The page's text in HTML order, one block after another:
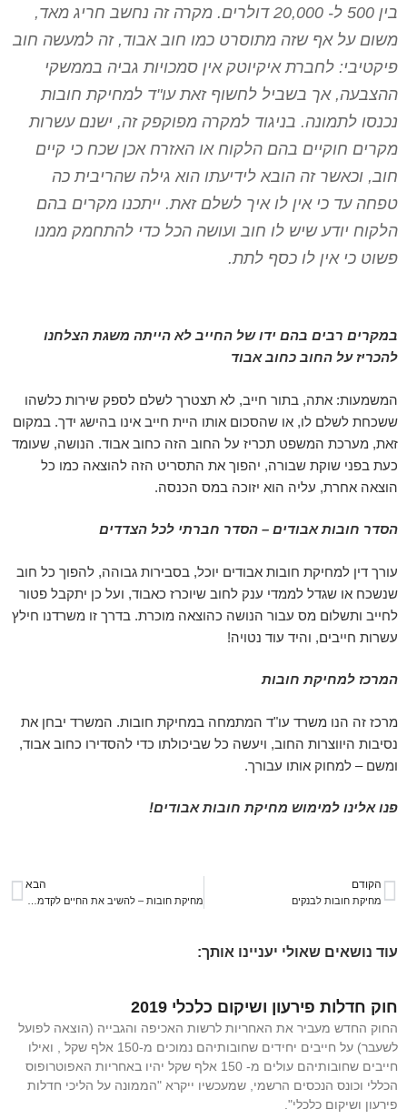
בין 500 ל- 20,000 דולרים. מקרה זה נחשב חריג מאד,
משום על אף שזה מתוסרט כמו חוב אבוד, זה למעשה חוב
פיקטיבי: לחברת איקיוטק אין סמכויות גביה בממשקי
ההצבעה, אך בשביל לחשוף זאת עו"ד למחיקת חובות
נכנסו לתמונה. בניגוד למקרה מפוקפק זה, ישנם עשרות
מקרים חוקיים בהם הלקוח או האזרח אכן שכח כי קיים
חוב, וכאשר זה הובא לידיעתו הוא גילה שהריבית כה
טפחה עד כי אין לו איך לשלם זאת. ייתכנו מקרים בהם
הלקוח יודע שיש לו חוב ועושה הכל כדי להתחמק ממנו
פשוט כי אין לו כסף לתת.
במקרים רבים בהם ידו של החייב לא הייתה משגת הצלחנו
להכריז על החוב כחוב אבוד
המשמעות: אתה, בתור חייב, לא תצטרך לשלם לספק שירות כלשהו
ששכחת לשלם לו, או שהסכום אותו היית חייב אינו בהישג ידך. במקום
זאת, מערכת המשפט תכריז על החוב הזה כחוב אבוד. הנושה, שעומד
כעת בפני שוקת שבורה, יהפוך את התסריט הזה להוצאה כמו כל
הוצאה אחרת, עליה הוא יזוכה במס הכנסה.
הסדר חובות אבודים – הסדר חברתי לכל הצדדים
עורך דין למחיקת חובות אבודים יוכל, בסבירות גבוהה, להפוך כל חוב
שנשכח או שגדל לממדי ענק לחוב שיוכרז כאבוד, ועל כן יתקבל פטור
לחייב ותשלום מס עבור הנושה כהוצאה מוכרת. בדרך זו משרדנו חילץ
עשרות חייבים, והיד עוד נטויה!
המרכז למחיקת חובות
מרכז זה הנו משרד עו"ד המתמחה במחיקת חובות. המשרד יבחן את
נסיבות היווצרות החוב, ויעשה כל שביכולתו כדי להסדירו כחוב אבוד,
ומשם – למחוק אותו עבורך.
פנו אלינו למימוש מחיקת חובות אבודים!
הקודם
מחיקת חובות לבנקים
הבא
עוד נושאים שאולי יעניינו אותך:
חוק חדלות פירעון ושיקום כלכלי 2019
החוק החדש מעביר את האחריות לרשות האכיפה והגבייה (הוצאה לפועל
לשעבר) על חייבים יחידים שחובותיהם נמוכים מ-150 אלף שקל , ואילו
חייבים שחובותיהם עולים מ- 150 אלף שקל יהיו באחריות האפוטרופוס
הכללי וכונס הנכסים הרשמי, שמעכשיו ייקרא "הממונה על הליכי חדלות
פירעון ושיקום כלכלי".